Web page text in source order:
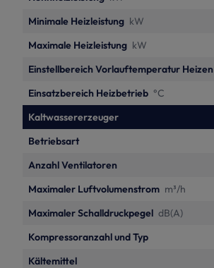
Minimale Heizleistung kW
Maximale Heizleistung kW
Einstellbereich Vorlauftemperatur Heizen
Einsatzbereich Heizbetrieb °C
Kaltwassererzeuger
Betriebsart
Anzahl Ventilatoren
Maximaler Luftvolumenstrom m³/h
Maximaler Schalldruckpegel dB(A)
Kompressoranzahl und Typ
Kältemittel